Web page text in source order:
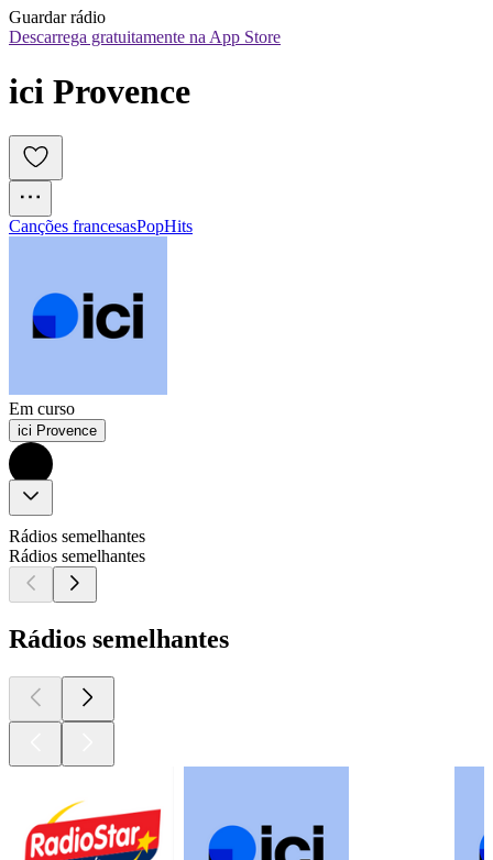
Guardar rádio
Descarrega gratuitamente na App Store
ici Provence
Canções francesasPopHits
Em curso
ici Provence
Rádios semelhantes
Rádios semelhantes
Rádios semelhantes